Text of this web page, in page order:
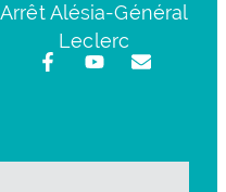
Arrêt Alésia-Général
Leclerc